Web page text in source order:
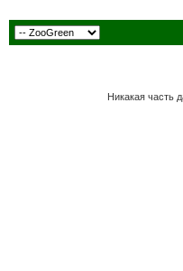
Никакая часть